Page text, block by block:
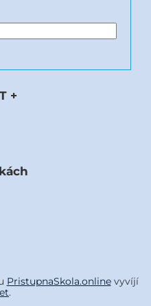
+
PristupnaSkola.onlinevyvíjí
.